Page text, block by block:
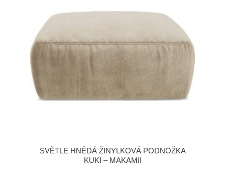
SVĚTLE HNĚDÁ ŽINYLKOVÁ PODNOŽKA
KUKI – MAKAMII